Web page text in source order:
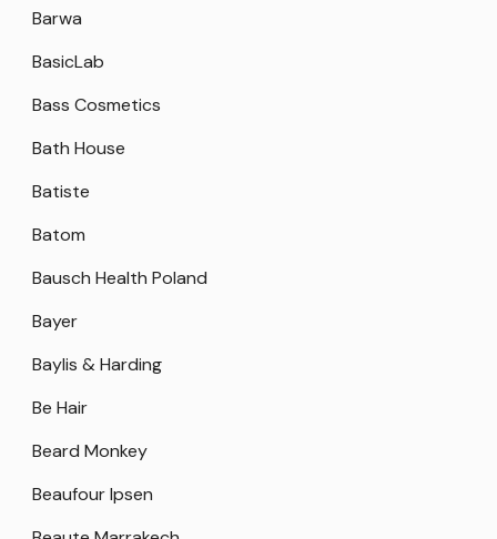
Barwa
BasicLab
Bass Cosmetics
Bath House
Batiste
Batom
Bausch Health Poland
Bayer
Baylis & Harding
Be Hair
Beard Monkey
Beaufour Ipsen